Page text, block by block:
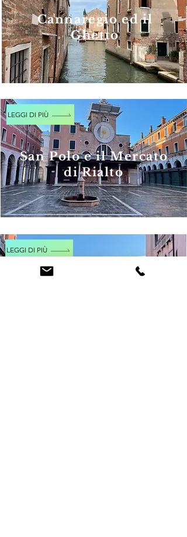
Cannaregio ed il
Ghetto
LEGGI DI PIÙ
​San Polo e il Mercato
di Rialto
LEGGI DI PIÙ